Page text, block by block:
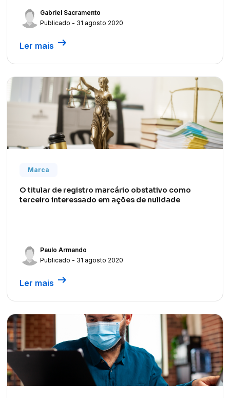
Gabriel Sacramento
Publicado - 31 agosto 2020
Ler mais arrow_right_alt
Marca
O titular de registro marcário obstativo como
terceiro interessado em ações de nulidade
Paulo Armando
Publicado - 31 agosto 2020
Ler mais arrow_right_alt